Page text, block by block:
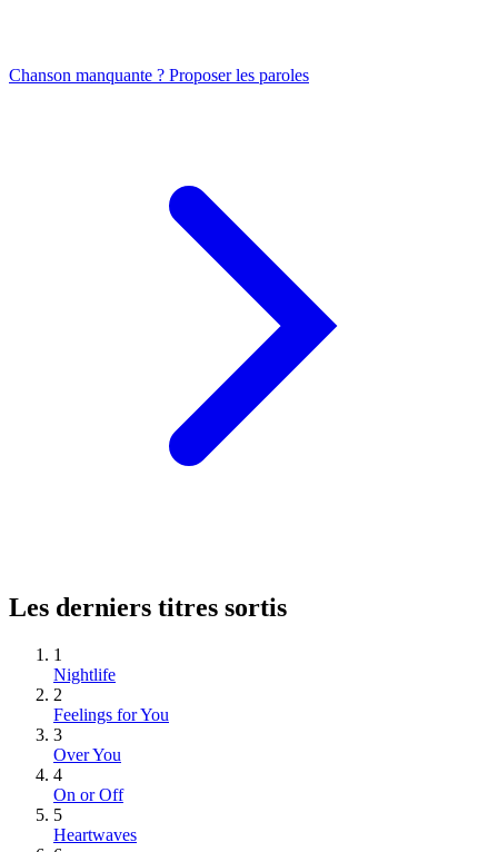
Chanson manquante ? Proposer les paroles
Les derniers titres sortis
1
Nightlife
2
Feelings for You
3
Over You
4
On or Off
5
Heartwaves